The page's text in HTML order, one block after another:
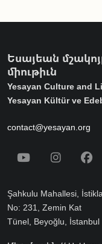
Եսայեան
միութիւն
Yesayan Culture and
Yesayan Kültür ve
contact@yesayan.org
Social Media
Youtube
Şahkulu Mahallesi,
No: 231, Zemin Kat
Tünel, Beyoğlu, İstanbul